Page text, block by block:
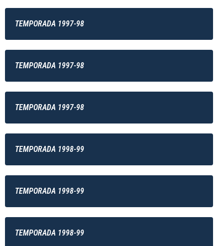
TEMPORADA 1997-98
TEMPORADA 1997-98
TEMPORADA 1997-98
TEMPORADA 1998-99
TEMPORADA 1998-99
TEMPORADA 1998-99